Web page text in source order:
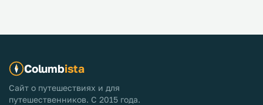
Columbista
Сайт о путешествиях и для
путешественников. С 2015 года.